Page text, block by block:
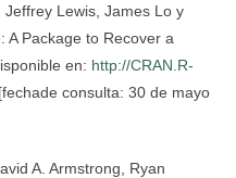
Lewis, James Lo y
A Package to Recover a
en: http://CRAN.R-
[fechade consulta: 30 de mayo
A. Armstrong, Ryan